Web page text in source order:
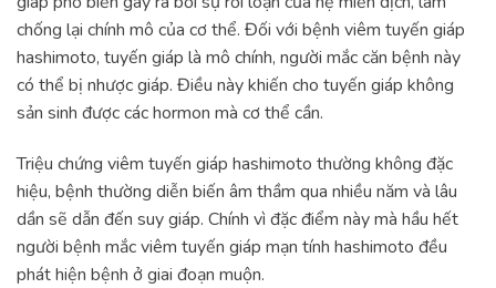
chống lại chính mô của cơ thể. Đối với bệnh viêm tuyến giáp
hashimoto, tuyến giáp là mô chính, người mắc căn bệnh này
có thể bị nhược giáp. Điều này khiến cho tuyến giáp không
sản sinh được các hormon mà cơ thể cần.
Triệu chứng viêm tuyến giáp hashimoto thường không đặc
hiệu, bệnh thường diễn biến âm thầm qua nhiều năm và lâu
dần sẽ dẫn đến suy giáp. Chính vì đặc điểm này mà hầu hết
người bệnh mắc viêm tuyến giáp mạn tính hashimoto đều
phát hiện bệnh ở giai đoạn muộn.